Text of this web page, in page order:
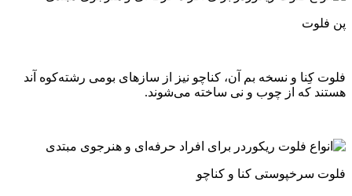
پن فلوت
فلوت کِنا و نسخه بم آن، کناچو نیز از سازهای بومی رشته‌کوه آند
هستند که از چوب و نی ساخته می‌شوند.
فلوت سرخپوستی کنا و کناچو